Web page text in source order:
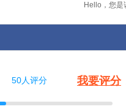
Hello，您是
50人评分 我要评分